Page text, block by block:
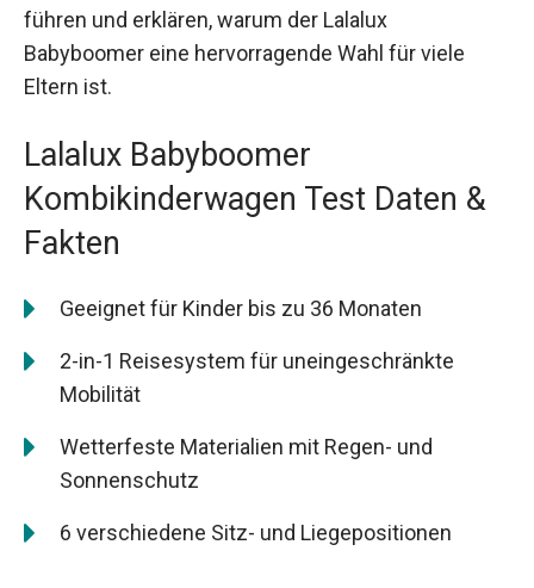
führen und erklären, warum der Lalalux
Babyboomer eine hervorragende Wahl für viele
Eltern ist.
Lalalux Babyboomer
Kombikinderwagen Test Daten &
Fakten
Geeignet für Kinder bis zu 36 Monaten
2-in-1 Reisesystem für uneingeschränkte
Mobilität
Wetterfeste Materialien mit Regen- und
Sonnenschutz
6 verschiedene Sitz- und Liegepositionen